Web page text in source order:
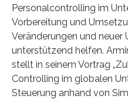
Personalcontrolling im
Vorbereitung und
Veränderungen und
unterstützend helfen.
stellt in seinem Vortrag
Controlling im globalen
Steuerung anhand von